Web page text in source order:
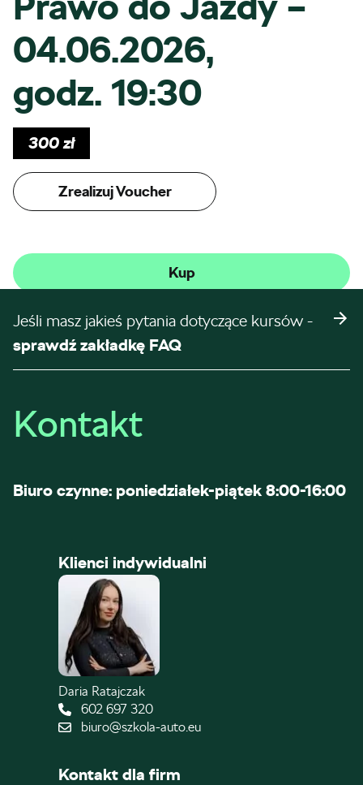
04.06.2026,
godz. 19:30
300zł
Zrealizuj Voucher
Kup
Jeśli masz jakieś pytania dotyczące kursów -
sprawdź zakładkę FAQ
Kontakt
Biuro czynne: poniedziałek-piątek 8:00-16:00
Klienci indywidualni
Daria Ratajczak
602 697 320
biuro@szkola-auto.eu
Kontakt dla firm